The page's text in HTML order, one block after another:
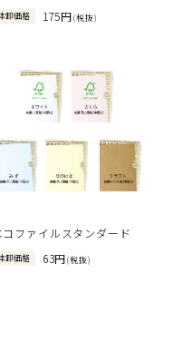
卸価格 175円(税抜)
コファイルスタンダード
卸価格 63円(税抜)